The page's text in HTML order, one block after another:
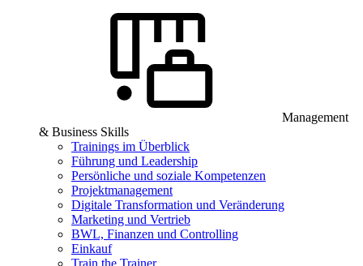
Management
& Business Skills
Trainings im Überblick
Führung und Leadership
Persönliche und soziale Kompetenzen
Projektmanagement
Digitale Transformation und Veränderung
Marketing und Vertrieb
BWL, Finanzen und Controlling
Einkauf
Train the Trainer